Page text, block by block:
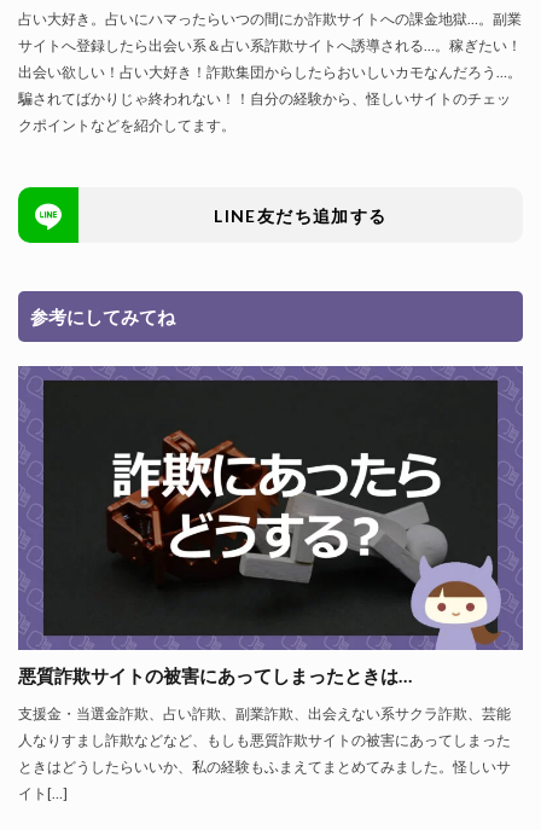
占い大好き。占いにハマったらいつの間にか詐欺サイトへの課金地獄…。副業
サイトへ登録したら出会い系＆占い系詐欺サイトへ誘導される…。稼ぎたい！
出会い欲しい！占い大好き！詐欺集団からしたらおいしいカモなんだろう…。
騙されてばかりじゃ終われない！！自分の経験から、怪しいサイトのチェッ
クポイントなどを紹介してます。
LINE友だち追加する
参考にしてみてね
悪質詐欺サイトの被害にあってしまったときは…
支援金・当選金詐欺、占い詐欺、副業詐欺、出会えない系サクラ詐欺、芸能
人なりすまし詐欺などなど、もしも悪質詐欺サイトの被害にあってしまった
ときはどうしたらいいか、私の経験もふまえてまとめてみました。怪しいサ
イト[…]